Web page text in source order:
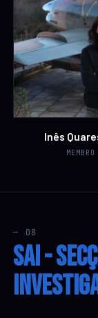
Inês
MEMBRO
— 08
SAI -